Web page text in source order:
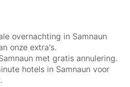
overnachting in Samnaun
onze extra's.
met gratis annulering.
hotels in Samnaun voor